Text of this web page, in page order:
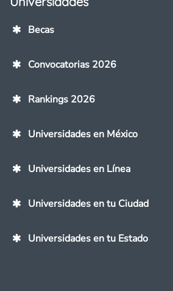
Becas
Convocatorias 2026
Rankings 2026
Universidades en México
Universidades en Línea
Universidades en tu Ciudad
Universidades en tu Estado